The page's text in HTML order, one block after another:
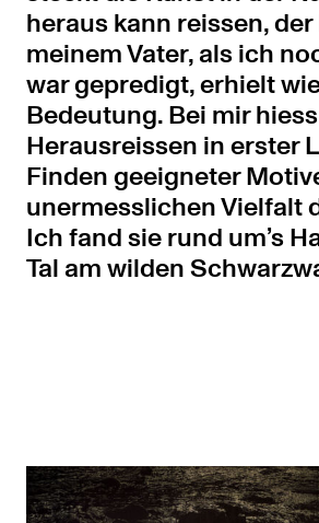
heraus kann reissen, der
meinem Vater, als ich
war gepredigt, erhielt
Bedeutung. Bei mir
Herausreissen in erster
Finden geeigneter
unermesslichen Vielfalt
Ich fand sie rund um’s
Tal am wilden